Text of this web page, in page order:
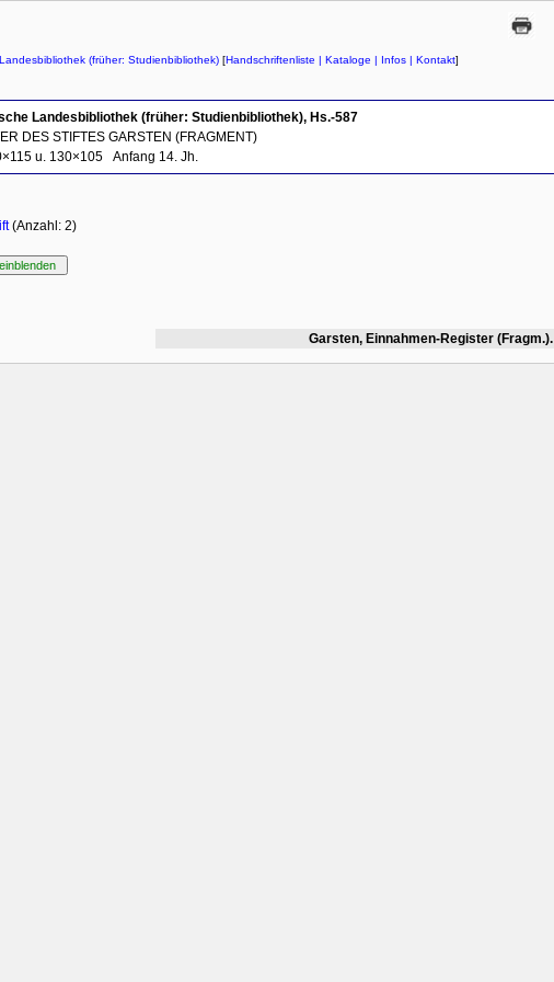
(früher: Studienbibliothek) [Handschriftenliste | Kataloge | Infos | Kontakt]
Landesbibliothek (früher: Studienbibliothek), Hs.-587
DES STIFTES GARSTEN (FRAGMENT)
u. 130×105 Anfang 14. Jh.
(Anzahl: 2)
Garsten, Einnahmen-Register (Fragm.).